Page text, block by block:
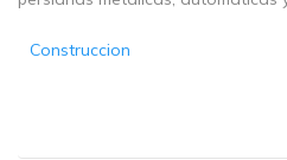
Construccion